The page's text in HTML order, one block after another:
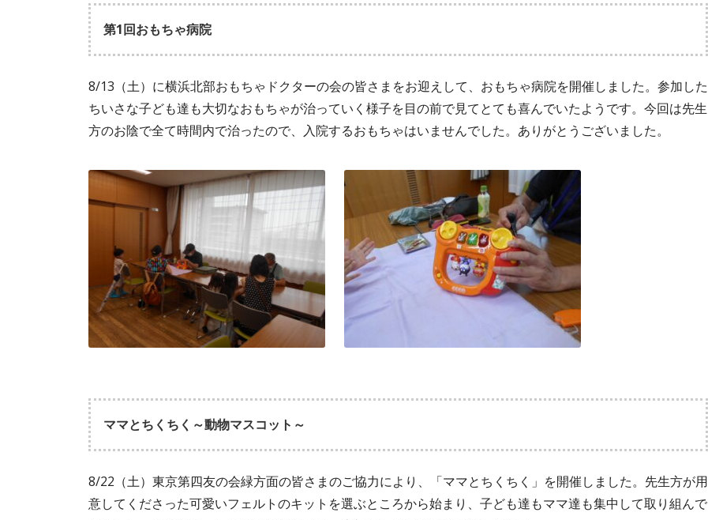
第1回おもちゃ病院
8/13（土）に横浜北部おもちゃドクターの会の皆さまをお迎えして、おもちゃ病院を開催しました。参加した
ちいさな子ども達も大切なおもちゃが治っていく様子を目の前で見てとても喜んでいたようです。今回は先生
方のお陰で全て時間内で治ったので、入院するおもちゃはいませんでした。ありがとうございました。
ママとちくちく～動物マスコット～
8/22（土）東京第四友の会緑方面の皆さまのご協力により、「ママとちくちく」を開催しました。先生方が用
意してくださった可愛いフェルトのキットを選ぶところから始まり、子ども達もママ達も集中して取り組んで